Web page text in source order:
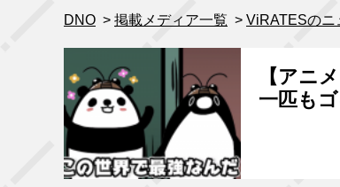
DNO > 掲載メディア一覧 > ViRATESのニ
【アニ
一匹も